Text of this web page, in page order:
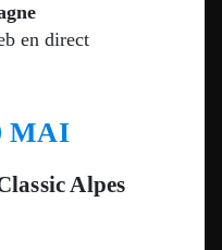
en direct
MAI
Alpes